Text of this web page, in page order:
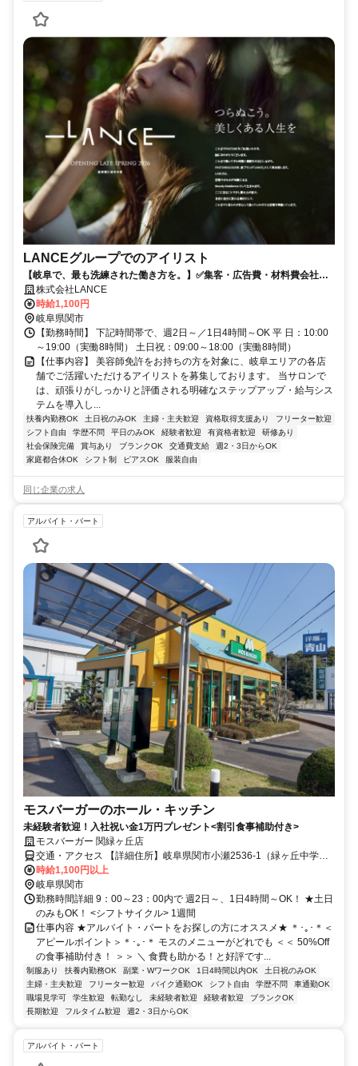
LANCEグループでのアイリスト
【岐阜で、最も洗練された働き方を。】✅集客・広告費・材料費会社負
担✅自分らしく、長く働けるブランドサロン✅会員制ショップ制度あり
株式会社LANCE
時給1,100円
岐阜県関市
【勤務時間】 下記時間帯で、週2日～／1日4時間～OK 平 日：10:00
～19:00（実働8時間） 土日祝：09:00～18:00（実働8時間）
【仕事内容】 美容師免許をお持ちの方を対象に、岐阜エリアの各店
舗でご活躍いただけるアイリストを募集しております。 当サロンで
は、頑張りがしっかりと評価される明確なステップアップ・給与シス
テムを導入し...
扶養内勤務OK 土日祝のみOK 主婦・主夫歓迎 資格取得支援あり
フリーター歓迎
シフト自由
学歴不問 平日のみOK 経験者歓迎 有資格者歓迎
研修あり
社会保険完備
賞与あり ブランクOK 交通費支給
週2・3日からOK
家庭都合休OK
シフト制 ピアスOK 服装自由
同じ企業の求人
アルバイト・パート
モスバーガーのホール・キッチン
未経験者歓迎！入社祝い金1万円プレゼント<割引食事補助付き>
モスバーガー 関緑ヶ丘店
交通・アクセス 【詳細住所】岐阜県関市小瀬2536‐1（緑ヶ丘中学校
からスグ＊車通勤OK）
時給1,100円以上
岐阜県関市
勤務時間詳細 9：00～23：00内で 週2日～、1日4時間～OK！ ★土日
のみもOK！ <シフトサイクル> 1週間
仕事内容 ★アルバイト・パートをお探しの方にオススメ★ ＊･｡･＊＜
アピールポイント＞＊･｡･＊ モスのメニューがどれでも ＜＜ 50%Off
の食事補助付き！ ＞＞ ＼ 食費も助かる！と好評です...
制服あり 扶養内勤務OK 副業・WワークOK 1日4時間以内OK
土日祝のみOK
主婦・主夫歓迎
フリーター歓迎 バイク通勤OK シフト自由 学歴不問
車通勤OK
職場見学可
学生歓迎 転勤なし 未経験者歓迎 経験者歓迎
ブランクOK
長期歓迎
フルタイム歓迎 週2・3日からOK
アルバイト・パート